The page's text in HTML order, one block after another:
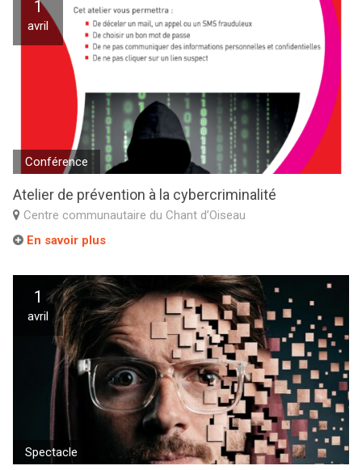
1
avril
Conférence
Atelier de prévention à la cybercriminalité
Centre communautaire du Chant d’Oiseau
En savoir plus
1
avril
Spectacle